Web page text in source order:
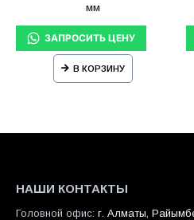
мм
В КОРЗИНУ
НАШИ КОНТАКТЫ
Головной офис: г. Алматы,